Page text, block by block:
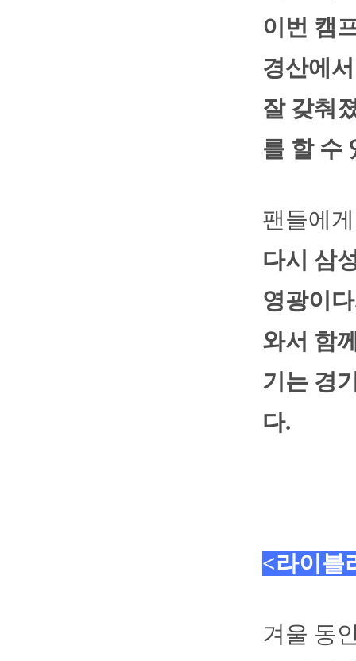
이번 캠
경산에
잘 갖춰
를 할 수
팬들에
다시 삼
영광이
와서 함
기는 경
다.
<라이블
겨울 동